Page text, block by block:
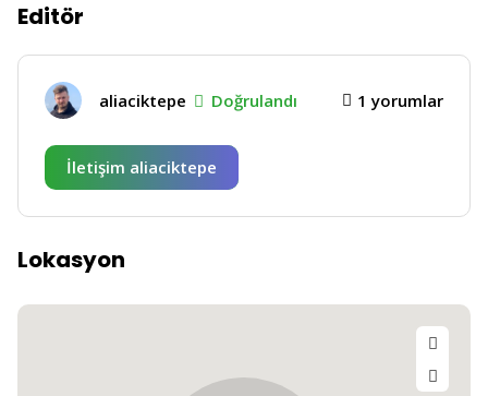
Editör
aliaciktepe Doğrulandı 1 yorumlar
İletişim aliaciktepe
Lokasyon